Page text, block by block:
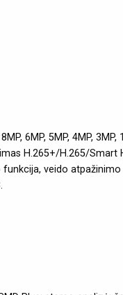
6MP, 5MP, 4MP, 3MP,
H.265+/H.265/Smart
veido atpažinimo